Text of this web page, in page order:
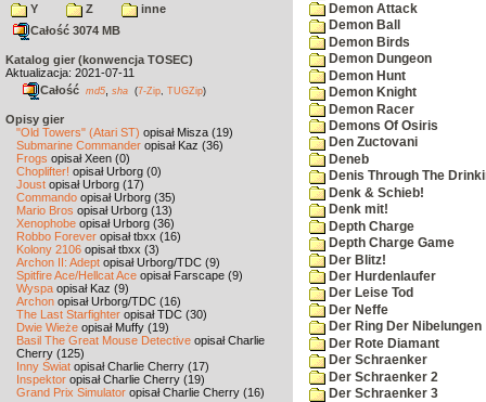
Y
Z
inne
Całość 3074 MB
Katalog gier (konwencja TOSEC)
Aktualizacja: 2021-07-11
Całość md5 sha (7-Zip TUGZip)
Opisy gier
"Old Towers" (Atari ST) opisał Misza (19)
Submarine Commander opisał Kaz (36)
Frogs opisał Xeen (0)
Choplifter! opisał Urborg (0)
Joust opisał Urborg (17)
Commando opisał Urborg (35)
Mario Bros opisał Urborg (13)
Xenophobe opisał Urborg (36)
Robbo Forever opisał tbxx (16)
Kolony 2106 opisał tbxx (3)
Archon II: Adept opisał Urborg/TDC (9)
Spitfire Ace/Hellcat Ace opisał Farscape (9)
Wyspa opisał Kaz (9)
Archon opisał Urborg/TDC (16)
The Last Starfighter opisał TDC (30)
Dwie Wieże opisał Muffy (19)
Basil The Great Mouse Detective opisał Charlie
Cherry (125)
Inny Świat opisał Charlie Cherry (17)
Inspektor opisał Charlie Cherry (19)
Grand Prix Simulator opisał Charlie Cherry (16)
Demon Attack
Demon Ball
Demon Birds
Demon Dungeon
Demon Hunt
Demon Knight
Demon Racer
Demons Of Osiris
Den Zuctovani
Deneb
Denis Through The
Denk & Schieb!
Denk mit!
Depth Charge
Depth Charge Game
Der Blitz!
Der Hurdenlaufer
Der Leise Tod
Der Neffe
Der Ring Der Nibelungen
Der Rote Diamant
Der Schraenker
Der Schraenker 2
Der Schraenker 3